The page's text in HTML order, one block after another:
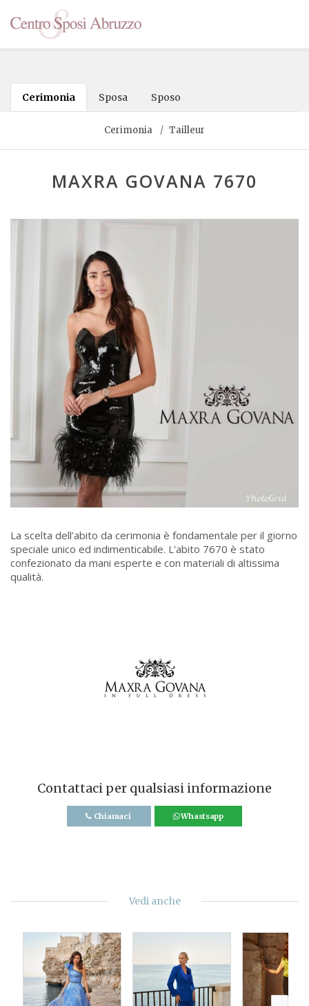
Cerimonia Sposa Sposo
Cerimonia Tailleur
MAXRA GOVANA 7670
La scelta dell’abito da cerimonia è fondamentale per il giorno
speciale unico ed indimenticabile. L'abito 7670 è stato
confezionato da mani esperte e con materiali di altissima
qualità.
Contattaci per qualsiasi informazione
Chiamaci Whastsapp
Vedi anche